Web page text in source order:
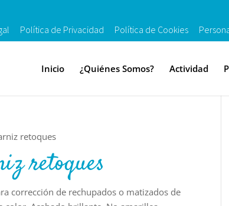
Política de Privacidad Política de Cookies
Inicio ¿Quiénes Somos? Actividad
retoques
retoques
corrección de rechupados o matizados de